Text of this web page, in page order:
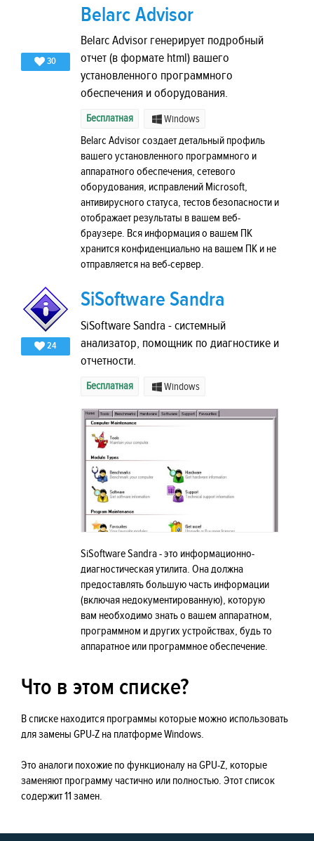
30
Belarc Advisor
Belarc Advisor генерирует подробный
отчет (в формате html) вашего
установленного программного
обеспечения и оборудования.
Бесплатная Windows
Belarc Advisor создает детальный профиль
вашего установленного программного и
аппаратного обеспечения, сетевого
оборудования, исправлений Microsoft,
антивирусного статуса, тестов безопасности и
отображает результаты в вашем веб-
браузере. Вся информация о вашем ПК
хранится конфиденциально на вашем ПК и не
отправляется на веб-сервер.
24
SiSoftware Sandra
SiSoftware Sandra - системный
анализатор, помощник по диагностике и
отчетности.
Бесплатная Windows
SiSoftware Sandra - это информационно-
диагностическая утилита. Она должна
предоставлять большую часть информации
(включая недокументированную), которую
вам необходимо знать о вашем аппаратном,
программном и других устройствах, будь то
аппаратное или программное обеспечение.
Что в этом списке?
В списке находится программы которые можно использовать
для замены GPU-Z на платформе Windows.
Это аналоги похожие по функционалу на GPU-Z, которые
заменяют программу частично или полностью. Этот список
содержит 11 замен.